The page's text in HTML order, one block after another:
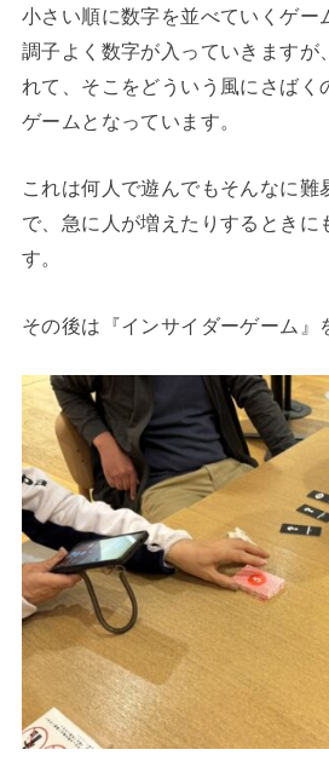
小さい順に数字を並べていくゲー
調子よく数字が入っていきますが
れて、そこをどういう風にさばく
ゲームとなっています。
これは何人で遊んでもそんなに難
で、急に人が増えたりするときに
す。
その後は『インサイダーゲーム』